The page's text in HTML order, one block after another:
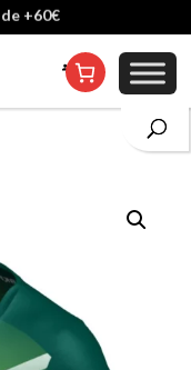
personalizados